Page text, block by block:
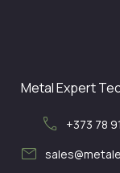
Metal Expert
call +373 78
mail